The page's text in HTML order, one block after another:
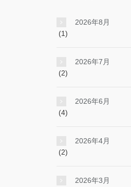
2026年8月
(1)
2026年7月
(2)
2026年6月
(4)
2026年4月
(2)
2026年3月